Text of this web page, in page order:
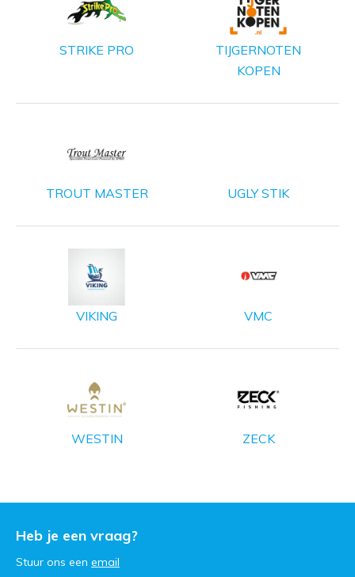
STRIKE PRO
TIJGERNOTEN
KOPEN
TROUT MASTER UGLY STIK
VIKING VMC
WESTIN ZECK
Heb je een vraag?
Stuur ons een email